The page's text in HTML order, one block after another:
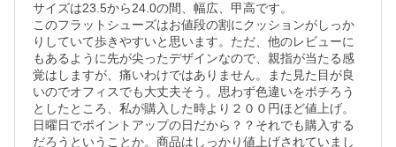
サイズは23.5から24.0の間、幅広、甲高です。
このフラットシューズはお値段の割にクッションがしっか
りしていて歩きやすいと思います。ただ、他のレビューに
もあるように先が尖ったデザインなので、親指が当たる感
覚はしますが、痛いわけではありません。また見た目が良
いのでオフィスでも大丈夫そう。思わず色違いをポチろう
としたところ、私が購入した時より２００円ほど値上げ。
日曜日でポイントアップの日だから？？それでも購入する
だろうということか。商品はしっかり値上げされていまし